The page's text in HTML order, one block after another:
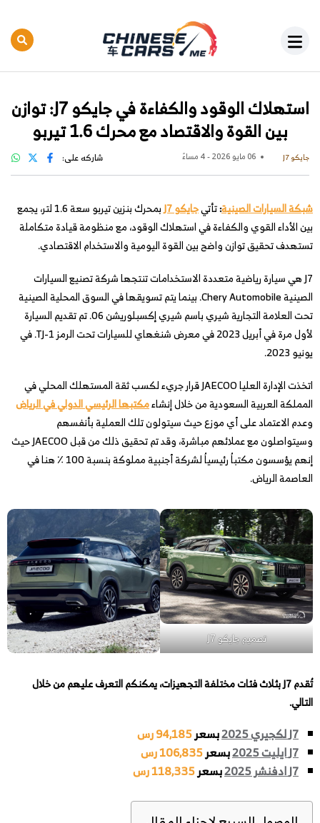
استهلاك الوقود والكفاءة في جايكو J7: توازن
بين القوة والاقتصاد مع محرك 1.6 تيربو
جايكو J7 06 مايو 2026 - 4 مساءً شاركه على:
شبكة السيارات الصينية:تأتيجايكو J7
بمحرك بنزين تيربو سعة 1.6 لتر، يجمع
بين الأداء القوي والكفاءة في استهلاك الوقود، مع منظومة قيادة متكاملة
تستهدف تحقيق توازن واضح بين القوة اليومية والاستخدام الاقتصادي.
J7 هي سيارة رياضية متعددة الاستخدامات تنتجها شركة تصنيع السيارات
الصينية Chery Automobile. بينما يتم تسويقها في السوق المحلية الصينية
تحت العلامة التجارية شيري باسم شيري إكسبلوريشن 06. تم تقديم السيارة
لأول مرة في أبريل 2023 في معرض شنغهاي للسيارات تحت الرمز TJ-1. في
يونيو 2023.
اتخذت الإدارة العليا JAECOO قرار جريء لكسب ثقة المستهلك المحلي في
المملكة العربية السعودية من خلال إنشاءمكتبها الرئيسي الدولي في الرياض
وعدم الاعتماد على أي موزع حيث سيتولون تلك العملية بأنفسهم
وسيتواصلون مع عملائهم مباشرة، وقد تم تحقيق ذلك من قبل JAECOO حيث
إنهم يؤسسون مكتباُ رئيسياُ لشركة أجنبية مملوكة بنسبة 100 ٪ هنا في
العاصمة الرياض.
تصميم جايكو J7
تُقدم J7 بثلاث فئات مختلفة التجهيزات، يمكنكم التعرف عليهم من خلال
التالي.
J7 لكجيري 2025 بسعر94,185 رس
J7 ايليت 2025
بسعر106,835 رس
J7 ادفنشر 2025
بسعر118,335 رس